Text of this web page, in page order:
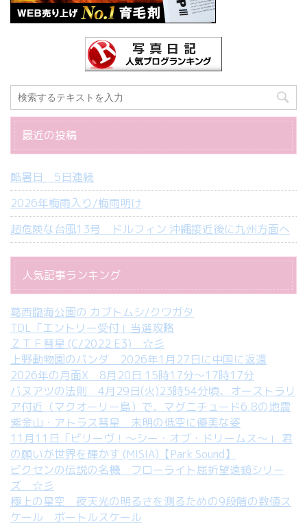
最近の投稿
酷暑日 5日連続
2026年梅雨入り/梅雨明け
超危険な台風13号 ドルフィン 沖縄接近後に九州方面へ
人気記事ランキング
葛西臨海公園の カブトムシ/クワガタ
TDL「エントリー受付」当選攻略
ＺＴＦ彗星 (C/2022 E3) ☆彡
上野動物園のパンダ 2026年1月27日に中国に返還
2026年の月面X 8月20日 15時17分～17時17分
バヌアツの法則 4月29日(火)23時54分頃、オーストラリ
ア付近（マクオーリー島）で、マグニチュード6.8の地震
紫金山・アトラス彗星 未明の低空に優美な姿
11月11日「ビリーヴ！～シー・オブ・ドリームス～」 君
の願いが世界を輝かす (MISIA)【Park Sound】
ビクセンの伝説の名機 フローライト屈折望遠鏡シリー
ズ ☆彡
極上の星空 夜天光の明るさを測るための9段階の数値ス
ケール ボートルスケール